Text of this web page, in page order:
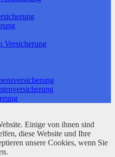
Versicherung
Einige von ihnen sind
diese Website und Ihre
unsere Cookies, wenn Sie